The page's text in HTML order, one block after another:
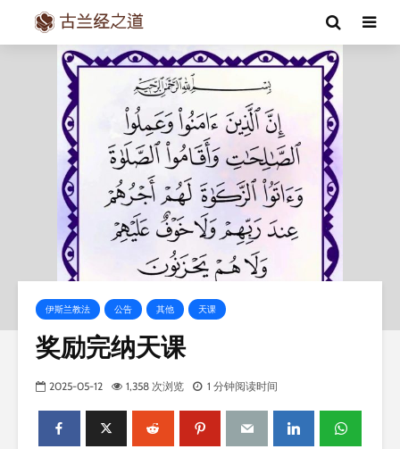
伊斯兰教法 公告 其他 天课
奖励完纳天课
2025-05-12 1,358 次浏览 1 分钟阅读时间